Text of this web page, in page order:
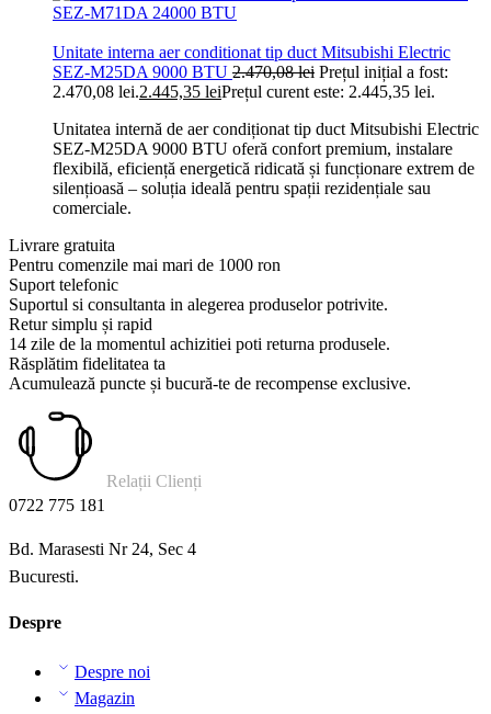
Unitate interna aer conditionat tip duct Mitsubishi Electric
SEZ-M25DA 9000 BTU 2.470,08lei Prețul inițial a fost:
2.470,08 lei.2.445,35 leiPrețul curent este: 2.445,35 lei.
Unitatea internă de aer condiționat tip duct Mitsubishi Electric
SEZ-M25DA 9000 BTU oferă confort premium, instalare
flexibilă, eficiență energetică ridicată și funcționare extrem de
silențioasă – soluția ideală pentru spații rezidențiale sau
comerciale.
Livrare gratuita
Pentru comenzile mai mari de 1000 ron
Suport telefonic
Suportul si consultanta in alegerea produselor potrivite.
Retur simplu și rapid
14 zile de la momentul achizitiei poti returna produsele.
Răsplătim fidelitatea ta
Acumulează puncte și bucură-te de recompense exclusive.
Relații Clienți
0722 775 181
Bd. Marasesti Nr 24, Sec 4
Bucuresti.
Despre
Despre noi
Magazin